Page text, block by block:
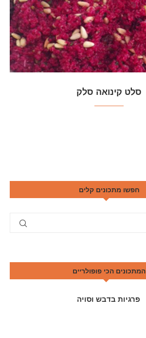
סלט קינואה סלק
חפשו מתכונים קלים
המתכונים הכי פופולריים
פרגיות בדבש וסויה